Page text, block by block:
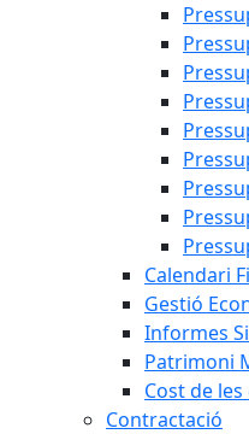
Calendari
Gestió
Informes
Patrimoni
Cost de
Contractació